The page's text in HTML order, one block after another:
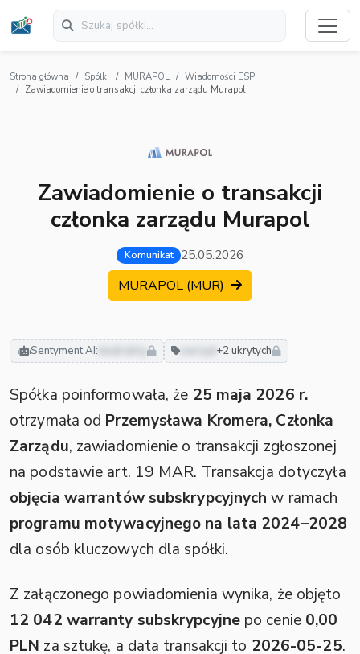
Strona główna Spółki MURAPOL
Wiadomości ESPI
Zawiadomienie o transakcji członka zarządu Murapol
Zawiadomienie o transakcji
członka zarządu Murapol
Komunikat 25.05.2026
MURAPOL (MUR)
Sentyment AI: neutralny +2 ukrytych
Spółka poinformowała, że 25 maja 2026 r.
otrzymała od Przemysława Kromera, Członka
Zarządu, zawiadomienie o transakcji zgłoszonej
na podstawie art. 19 MAR. Transakcja dotyczyła
objęcia warrantów subskrypcyjnych w ramach
programu motywacyjnego na lata 2024–2028
dla osób kluczowych dla spółki.
Z załączonego powiadomienia wynika, że objęto
12 042 warranty subskrypcyjnepo cenie 0,00
PLN za sztukę, a data transakcji to 2026-05-25.